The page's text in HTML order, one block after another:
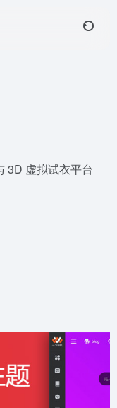
3D 虚拟试衣平台